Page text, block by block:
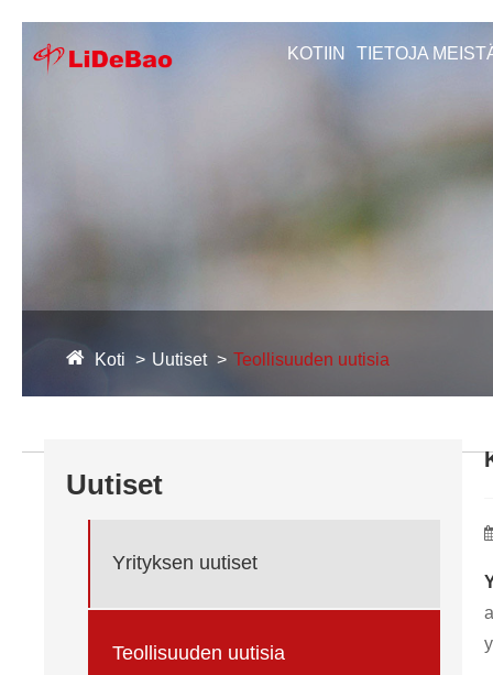
KOTIIN TIETOJA
Koti Uutiset Teollisuuden uutisia
Uutiset
Yrityksen uutiset
Teollisuuden uutisia